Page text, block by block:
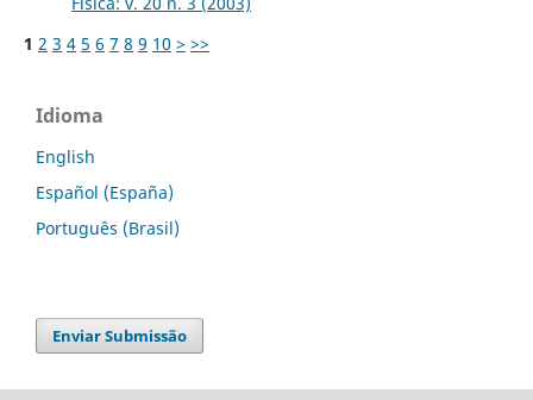
1 2 3 4 5 6 7 8 9 10 > >>
Idioma
English
Español (España)
Português (Brasil)
Enviar Submissão